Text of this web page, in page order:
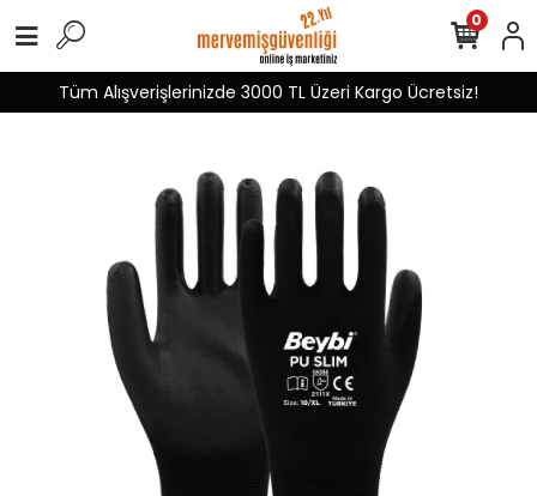
Tüm Alışverişlerinizde 3000 TL Üzeri Kargo Ücretsiz!
0